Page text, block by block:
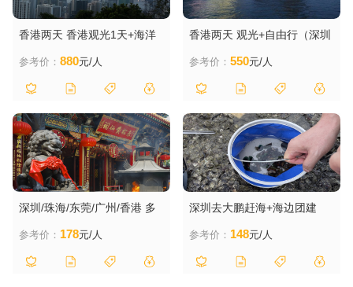
香港两天 香港观光1天+海洋
参考价： 880元/人
香港两天 观光+自由行（深圳
参考价：550元/人
深圳/珠海/东莞/广州/香港 多
参考价： 178元/人
深圳去大鹏赶海+海边团建
参考价： 148元/人